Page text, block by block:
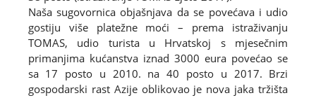
Naša sugovornica objašnjava da se povećava i udio
gostiju više platežne moći – prema istraživanju
TOMAS, udio turista u Hrvatskoj s mjesečnim
primanjima kućanstva iznad 3000 eura povećao se
sa 17 posto u 2010. na 40 posto u 2017. Brzi
gospodarski rast Azije oblikovao je nova jaka tržišta